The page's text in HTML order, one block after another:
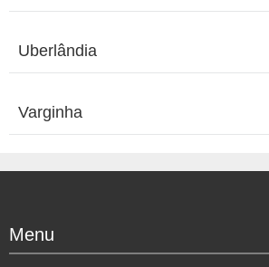
Uberlândia
Varginha
Menu